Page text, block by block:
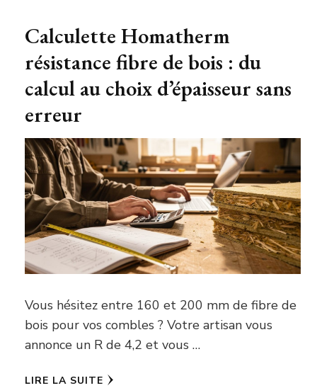
Calculette Homatherm
résistance fibre de bois : du
calcul au choix d’épaisseur sans
erreur
Vous hésitez entre 160 et 200 mm de fibre de
bois pour vos combles ? Votre artisan vous
annonce un R de 4,2 et vous …
LIRE LA SUITE